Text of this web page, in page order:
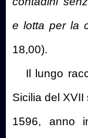
e lotta per la
18,00).
Il lungo
Sicilia del
1596, anno